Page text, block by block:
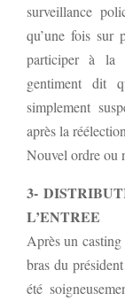
surveillance
qu’une fois sur
participer à la
gentiment dit
simplement
après la
Nouvel ordre ou
3-
L’ENTREE
Après un casting
bras du
été